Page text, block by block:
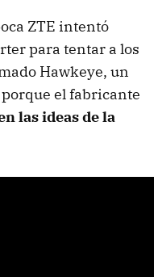
ZTE intentó
para tentar a los
Hawkeye, un
el fabricante
las ideas de la